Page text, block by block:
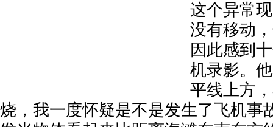
这个异常
没有移动
因此感到
机录影。
平线上方
烧，我一度怀疑是不是发生了飞机事